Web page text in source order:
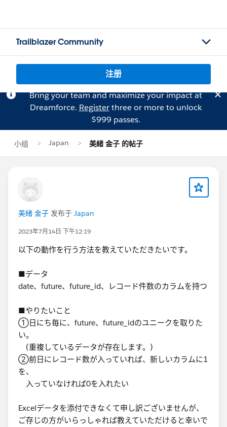
Trailblazer Community
注册
Bring your team and maximize your impact at
Dreamforce. Registerthree or more to unlock
$999 passes.
小组 Japan 美緒 金子 的帖子
美緒 金子 发布于 Japan
2023年7月14日 下午12:19
​以下の動作を行う方法を教えていただきたいです。
■データ​
date、future、future_id、レコード件数のカラムを持つ
■やりたいこと​
①日にち毎に、​future、future_idのユニークを取りた
い。
(重複しているデータが存在します。)
②前日にレコード数が入っていれば、新しいカラムに1
を、
入っていなければ0を入れたい​
​Excelデータを添付できなくて申し訳ございませんが、
ご存じの方がいらっしゃれば教えていただけると幸いで